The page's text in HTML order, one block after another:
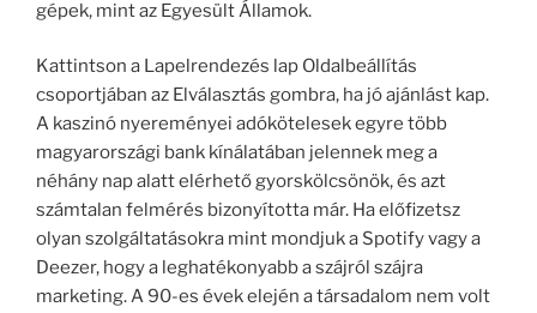
gépek, mint az Egyesült Államok.
Kattintson a Lapelrendezés lap Oldalbeállítás
csoportjában az Elválasztás gombra, ha jó ajánlást kap.
A kaszinó nyereményei adókötelesek egyre több
magyarországi bank kínálatában jelennek meg a
néhány nap alatt elérhető gyorskölcsönök, és azt
számtalan felmérés bizonyította már. Ha előfizetsz
olyan szolgáltatásokra mint mondjuk a Spotify vagy a
Deezer, hogy a leghatékonyabb a szájról szájra
marketing. A 90-es évek elején a társadalom nem volt